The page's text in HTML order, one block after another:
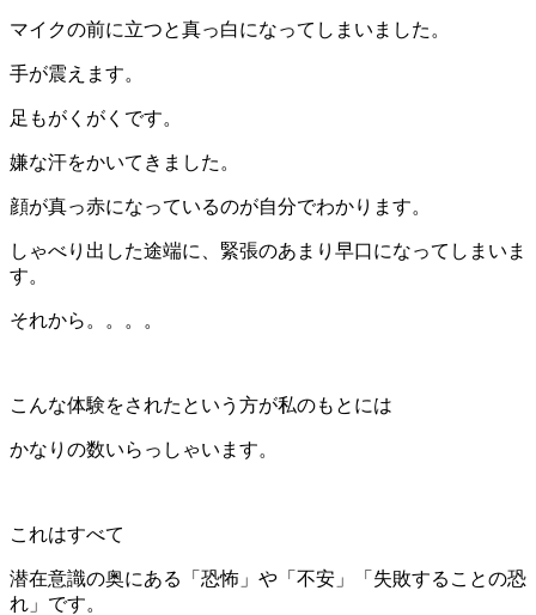
マイクの前に立つと真っ白になってしまいました。
手が震えます。
足もがくがくです。
嫌な汗をかいてきました。
顔が真っ赤になっているのが自分でわかります。
しゃべり出した途端に、緊張のあまり早口になってしまいま
す。
それから。。。。
こんな体験をされたという方が私のもとには
かなりの数いらっしゃいます。
これはすべて
潜在意識の奥にある「恐怖」や「不安」「失敗することの恐
れ」です。